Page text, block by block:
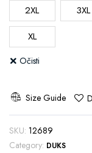
2XL 3XL
XL
Očisti
Size Guide
SKU: 12689
Category: DUKS